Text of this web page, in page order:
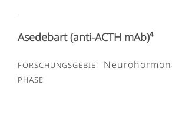
Asedebart (anti-ACTH mAb)⁴